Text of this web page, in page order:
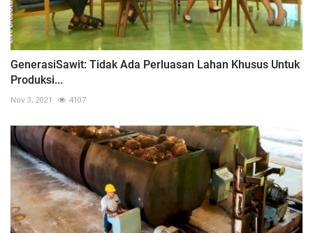
GenerasiSawit: Tidak Ada Perluasan Lahan Khusus Untuk
Produksi...
Nov 3, 2021 4107